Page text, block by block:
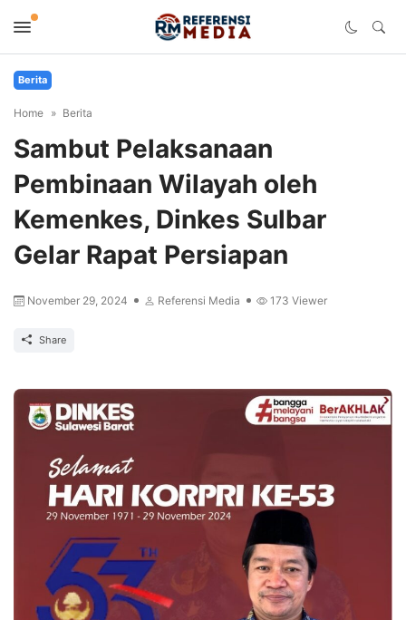
Berita
Home Berita
Sambut Pelaksanaan
Pembinaan Wilayah oleh
Kemenkes, Dinkes Sulbar
Gelar Rapat Persiapan
November 29, 2024 Referensi Media 173 Viewer
Share